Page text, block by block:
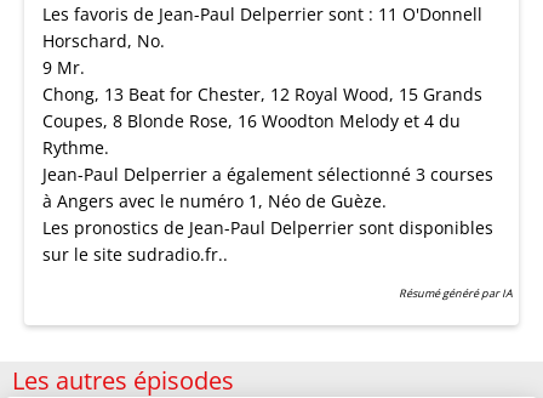
Les favoris de Jean-Paul Delperrier sont : 11 O'Donnell
Horschard, No.
9 Mr.
Chong, 13 Beat for Chester, 12 Royal Wood, 15 Grands
Coupes, 8 Blonde Rose, 16 Woodton Melody et 4 du
Rythme.
Jean-Paul Delperrier a également sélectionné 3 courses
à Angers avec le numéro 1, Néo de Guèze.
Les pronostics de Jean-Paul Delperrier sont disponibles
sur le site sudradio.fr..
Résumé généré par IA
Les autres épisodes